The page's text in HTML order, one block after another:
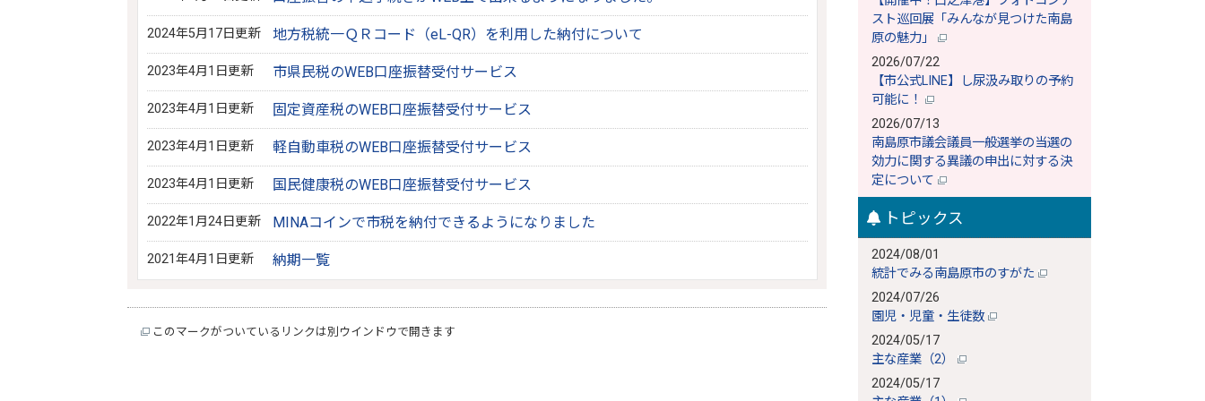
2024年5月17日更新 地方税統一ＱＲコード（eL-QR）を利用した納付について
2023年4月1日更新 市県民税のWEB口座振替受付サービス
2023年4月1日更新 固定資産税のWEB口座振替受付サービス
2023年4月1日更新 軽自動車税のWEB口座振替受付サービス
2023年4月1日更新 国民健康税のWEB口座振替受付サービス
2022年1月24日更新 MINAコインで市税を納付できるようになりました
2021年4月1日更新 納期一覧
このマークがついているリンクは別ウインドウで開きます
スト巡回展「みんなが見つけた南島
原の魅力」
2026/07/22
【市公式LINE】し尿汲み取りの予約
可能に！
2026/07/13
南島原市議会議員一般選挙の当選の
効力に関する異議の申出に対する決
定について
トピックス
2024/08/01
統計でみる南島原市のすがた
2024/07/26
園児・児童・生徒数
2024/05/17
主な産業（2）
2024/05/17